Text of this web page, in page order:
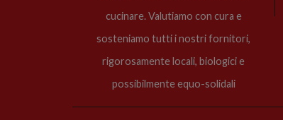
cucinare. Valutiamo con cura e
sosteniamo tutti i nostri fornitori,
rigorosamente locali, biologici e
possibilmente equo-solidali